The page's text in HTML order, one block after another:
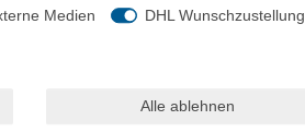
Medien DHL Wunschzustellung
Alle ablehnen